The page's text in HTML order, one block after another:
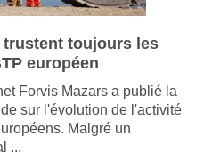
toujours les
européen
Forvis Mazars a publié la
sur l'évolution de l'activité
Malgré un
...